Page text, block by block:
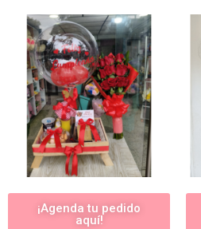
¡Agenda tu pedido
aquí!